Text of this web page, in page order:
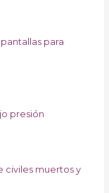
para
presión
civiles muertos y